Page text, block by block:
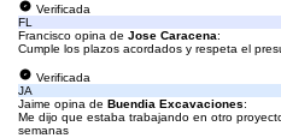
Verificada
FL
Francisco opina de Jose Caracena:
Cumple los plazos acordados y respeta el
Verificada
JA
Jaime opina de Buendia Excavaciones:
Me dijo que estaba trabajando en otro
semanas